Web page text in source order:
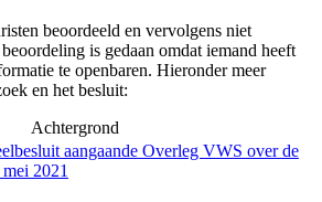
beoordeeld en vervolgens niet
is gedaan omdat iemand heeft
te openbaren. Hieronder meer
en het besluit:
Achtergrond
aangaande Overleg VWS over de
2021